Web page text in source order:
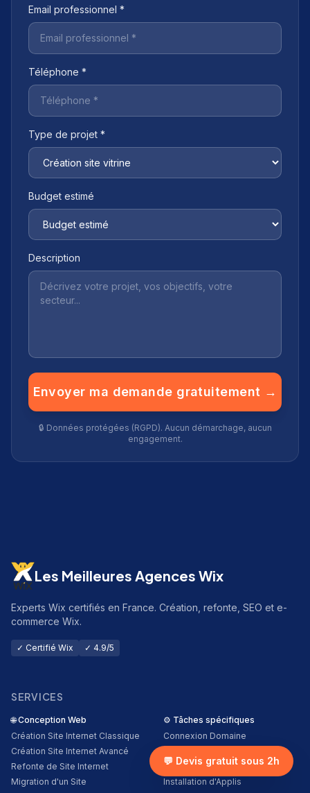
Email professionnel *
Téléphone *
Type de projet *
Budget estimé
Description
Envoyer ma demande gratuitement →
🔒 Données protégées (RGPD). Aucun démarchage, aucun
engagement.
Les Meilleures Agences Wix
Experts Wix certifiés en France. Création, refonte, SEO et e-
commerce Wix.
✓ Certifié Wix ✓ 4.9/5
SERVICES
🌐 Conception Web
Création Site Internet Classique
Création Site Internet Avancé
Refonte de Site Internet
Migration d'un Site
⚙️ Tâches spécifiques
Connexion Domaine
Conseils sur le Site
Installation d'Applis
💬 Devis gratuit sous 2h